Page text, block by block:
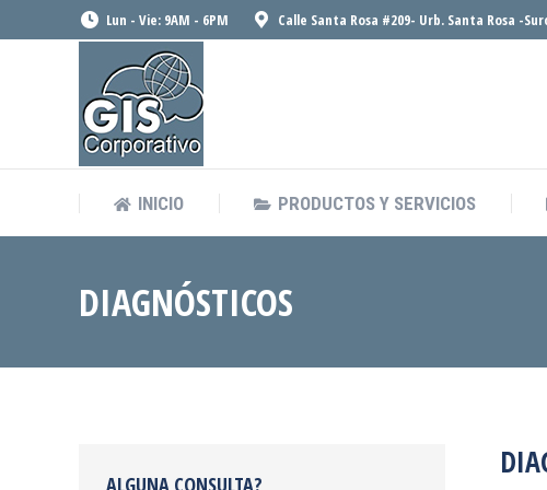
Lun - Vie: 9AM - 6PM Calle Santa Rosa #209- Urb. Santa Rosa -
INICIO PRODUCTOS Y SERVICIOS
DIAGNÓSTICOS
ALGUNA CONSULTA?
INICIO PRODUCTOS Y SERVICIOS